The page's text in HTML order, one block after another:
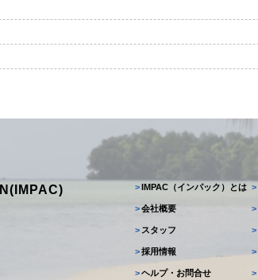
> IMPAC（インパック）とは
>会社概要
> スタッフ
>採用情報
>ヘルプ・お問合せ
>
>
>
>
>